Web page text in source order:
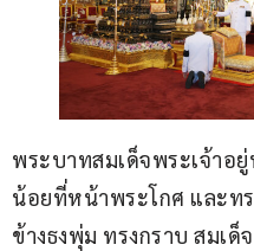
พระบาทสมเด็จพระเจ้าอ
น้อยที่หน้าพระโกศ และท
ข้างธงพุ่ม ทรงกราบ สมเ